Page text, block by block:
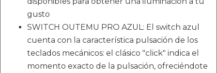
gusto
SWITCH OUTEMU PRO AZUL: El switch azul
cuenta con la característica pulsación de los
teclados mecánicos: el clásico "click" indica el
momento exacto de la pulsación, ofreciéndote